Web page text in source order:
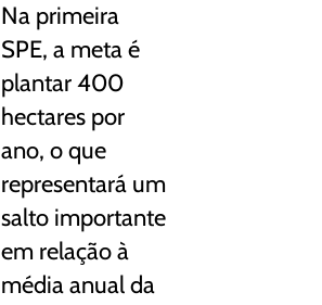
Na primeira
SPE, a meta é
plantar 400
hectares por
ano, o que
representará um
salto importante
em relação à
média anual da